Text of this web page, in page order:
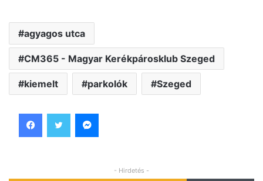
agyagos utca
CM365 - Magyar Kerékpárosklub Szeged
kiemelt parkolók Szeged
- Hirdetés -